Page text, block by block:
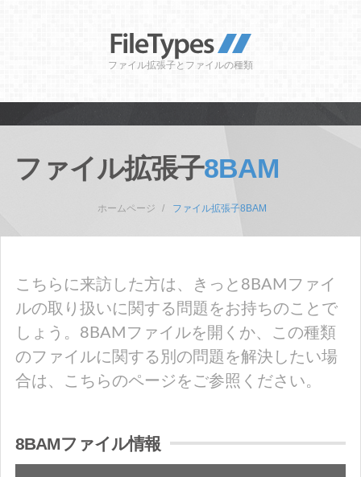
ファイル拡張子とファイルの種類
ファイル拡張子8BAM
ホームページ ファイル拡張子8BAM
こちらに来訪した方は、きっと8BAMファイ
ルの取り扱いに関する問題をお持ちのことで
しょう。8BAMファイルを開くか、この種類
のファイルに関する別の問題を解決したい場
合は、こちらのページをご参照ください。
8BAMファイル情報